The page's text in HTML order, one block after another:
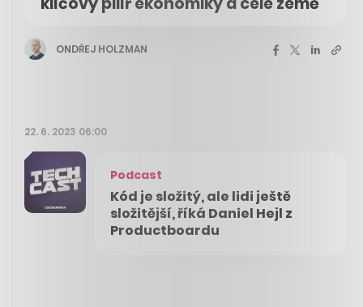
ONDŘEJ HOLZMAN
22. 6. 2023 06:00
Podcast
Kód je složitý, ale lidi ještě
složitější, říká Daniel Hejl z
Productboardu